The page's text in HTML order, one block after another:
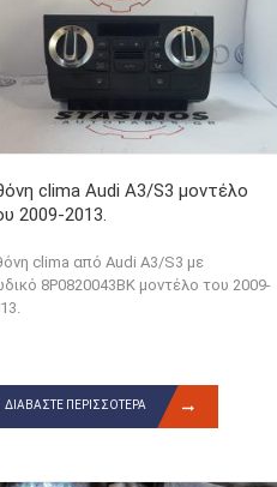
clima Audi A3/S3 μοντέλο
2009-2013.
clima από Audi A3/S3 με
8P0820043BK μοντέλο του 2009-
ΔΙΑΒΆΣΤΕ ΠΕΡΙΣΣΌΤΕΡΑ